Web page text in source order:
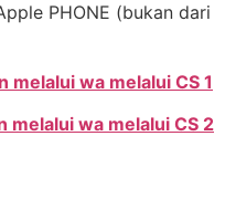
PHONE (bukan dari
melalui wa melalui CS 1
melalui wa melalui CS 2